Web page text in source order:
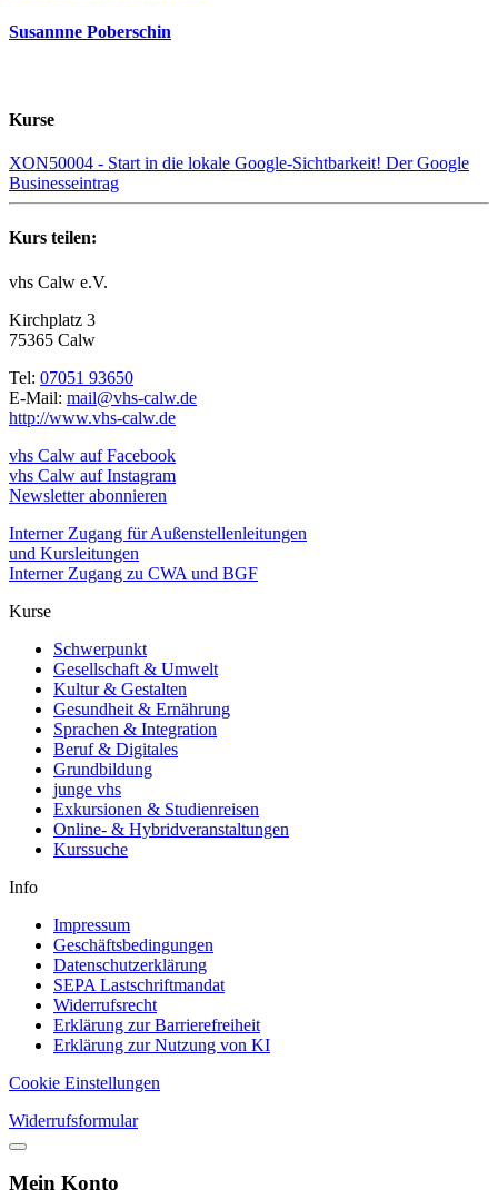
Susannne Poberschin
Kurse
XON50004 - Start in die lokale Google-Sichtbarkeit! Der Google
Businesseintrag
Kurs teilen:
vhs Calw e.V.
Kirchplatz 3
75365 Calw
Tel: 07051 93650
E-Mail: mail@vhs-calw.de
http://www.vhs-calw.de
vhs Calw auf Facebook
vhs Calw auf Instagram
Newsletter abonnieren
Interner Zugang für Außenstellenleitungen
und Kursleitungen
Interner Zugang zu CWA und BGF
Kurse
Schwerpunkt
Gesellschaft & Umwelt
Kultur & Gestalten
Gesundheit & Ernährung
Sprachen & Integration
Beruf & Digitales
Grundbildung
junge vhs
Exkursionen & Studienreisen
Online- & Hybridveranstaltungen
Kurssuche
Info
Impressum
Geschäftsbedingungen
Datenschutzerklärung
SEPA Lastschriftmandat
Widerrufsrecht
Erklärung zur Barrierefreiheit
Erklärung zur Nutzung von KI
Cookie Einstellungen
Widerrufsformular
Mein Konto